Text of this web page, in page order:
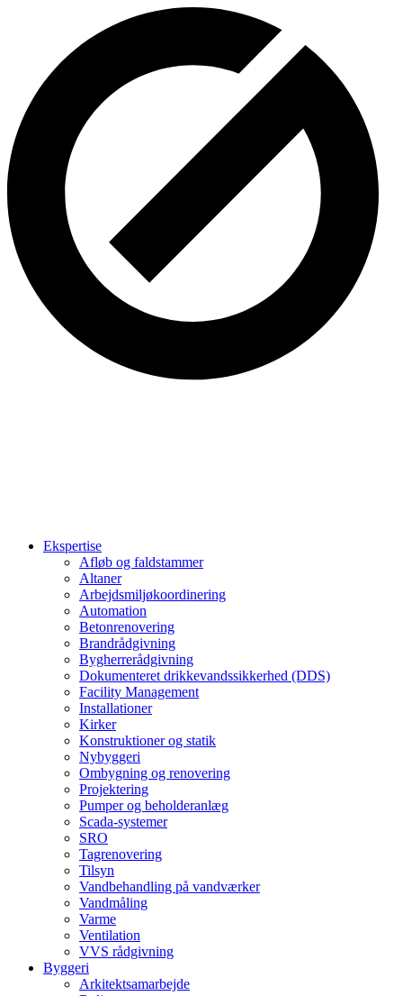
Ekspertise
Afløb og faldstammer
Altaner
Arbejdsmiljøkoordinering
Automation
Betonrenovering
Brandrådgivning
Bygherrerådgivning
Dokumenteret drikkevandssikkerhed (DDS)
Facility Management
Installationer
Kirker
Konstruktioner og statik
Nybyggeri
Ombygning og renovering
Projektering
Pumper og beholderanlæg
Scada-systemer
SRO
Tagrenovering
Tilsyn
Vandbehandling på vandværker
Vandmåling
Varme
Ventilation
VVS rådgivning
Byggeri
Arkitektsamarbejde